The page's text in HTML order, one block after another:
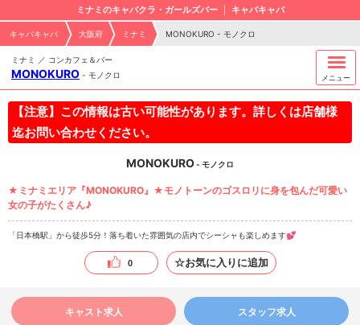
ミナミのキャバクラ・ガールズバー キャバキャバ
キャバキャバ 大阪府 ミナミ MONOKURO - モノクロ
ミナミ ／ コンカフェ＆バー
MONOKURO - モノクロ メニュー
【注意】この情報は古い可能性があります。詳しくは店舗様
迄お問い合わせください。
MONOKURO- モノクロ
★ミナミエリア『MONOKURO』★モノトーンのゴスロリに身を包んだ可愛い
女の子がたくさん♪
「日本橋駅」から徒歩5分！落ち着いた雰囲気の店内でシーシャも楽しめます💕
0 ☆お気に入りに追加
キャスト求人 スタッフ求人